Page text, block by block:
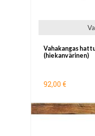
Vahakangas
(hiekanvärinen)
92,00 €